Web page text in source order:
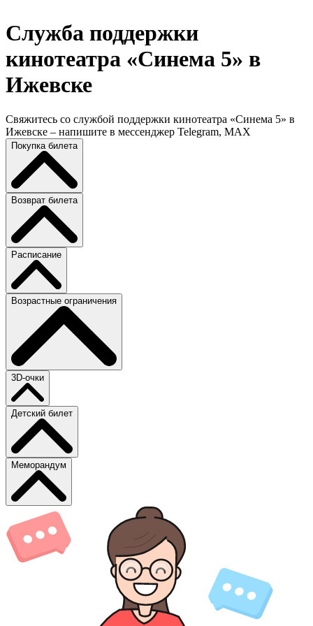
Служба поддержки
кинотеатра «Синема 5» в
Ижевске
Свяжитесь со службой поддержки кинотеатра «Синема 5» в
Ижевске – напишите в мессенджер Telegram, MAX
Покупка билета
Возврат билета
Расписание
Возрастные ограничения
3D-очки
Детский билет
Меморандум